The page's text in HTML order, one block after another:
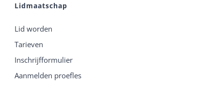
Lidmaatschap
Lid worden
Tarieven
Inschrijfformulier
Aanmelden proefles